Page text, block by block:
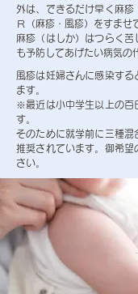
外は、できるだけ早く麻疹
Ｒ（麻疹・風疹）をすませ
麻疹（はしか）はつらく
も予防してあげたい病気の
風疹は妊婦さんに感染す
ます。
※最近は小中学生以上の百
す。
そのために就学前に三種混
推奨されています。御希望
さい。